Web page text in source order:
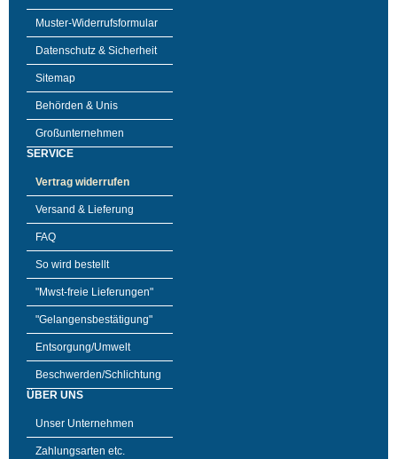
Muster-Widerrufsformular
Datenschutz & Sicherheit
Sitemap
Behörden & Unis
Großunternehmen
SERVICE
Vertrag widerrufen
Versand & Lieferung
FAQ
So wird bestellt
"Mwst-freie Lieferungen"
"Gelangensbestätigung"
Entsorgung/Umwelt
Beschwerden/Schlichtung
ÜBER UNS
Unser Unternehmen
Zahlungsarten etc.